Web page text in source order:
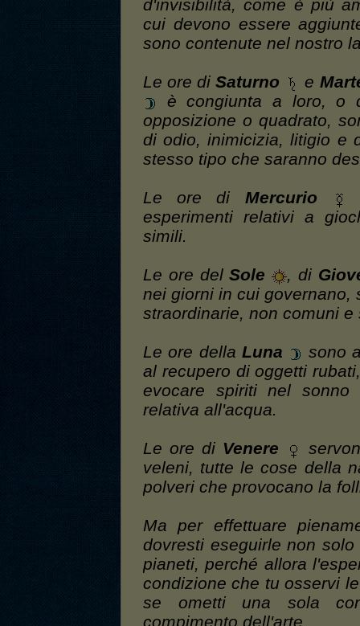
d'invisibilità, come è più
cui devono essere
sono contenute nel nostro
Le ore diSaturno e
è congiunta a loro, o
opposizione o quadrato,
di odio, inimicizia, litigio e
stesso tipo che saranno
Le ore di Mercurio
esperimenti relativi a
simili.
Le ore delSole , di
nei giorni in cui governano,
straordinarie, non comuni e
Le ore dellaLuna
sono
al recupero di oggetti
evocare spiriti nel
relativa all'acqua.
Le ore di Venere
veleni, tutte le cose della
polveri che provocano la
Ma per effettuare
dovresti eseguirle non
pianeti, perché allora
condizione che tu osservi
se ometti una sola